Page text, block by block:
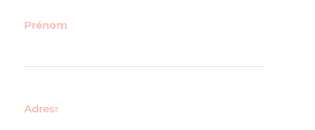
Prénom
Adresse mail*